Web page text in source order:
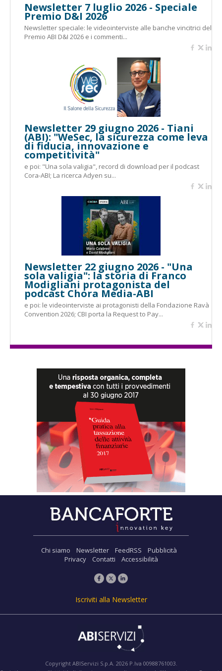
Newsletter 7 luglio 2026 - Speciale
Premio D&I 2026
Newsletter speciale: le videointerviste alle banche vincitrici del
Premio ABI D&I 2026 e i commenti...
Newsletter 29 giugno 2026 - Tiani
(ABI): "WeSec, la sicurezza come leva
di fiducia, innovazione e
competitività"
e poi: "Una sola valigia", record di download per il podcast
Cora-ABI; La ricerca Adyen su...
Newsletter 22 giugno 2026 - "Una
sola valigia": la storia di Franco
Modigliani protagonista del
podcast Chora Media-ABI
e poi: le videointerviste ai protagonisti della Fondazione Ravà
Convention 2026; CBI porta la Request to Pay...
Chi siamo Newsletter FeedRSS
Pubblicità
Privacy
Contatti Accessibilità
Iscriviti alla Newsletter
Copyright ABIServizi S.p.A. 2026 P.Iva 00988761003.